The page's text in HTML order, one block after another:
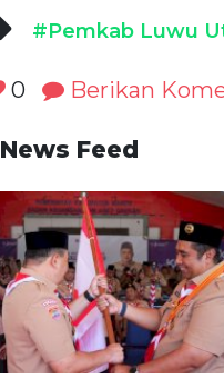
#Pemkab Luwu
0 Berikan
News Feed